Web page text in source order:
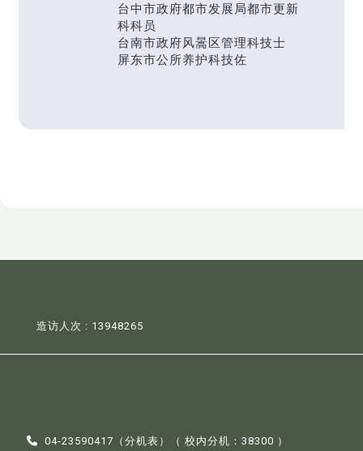
台中市政府都市发展局都市更新
科科员
台南市政府风暠区管理科技士
屏东市公所养护科技佐
造访人次 : 13948265
04-23590417（分机表 ）（ 校内分机：38300 ）